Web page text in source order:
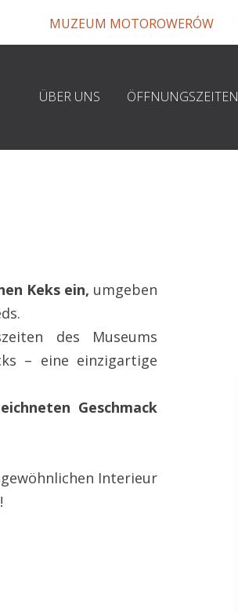
MUZEUM MOTOROWERÓW
ÜBER UNS ÖFFNUNGSZEITEN
Keks ein, umgeben
des Museums
– eine einzigartige
Geschmack
Interieur
!